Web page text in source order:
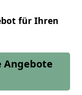
für Ihren
Angebote